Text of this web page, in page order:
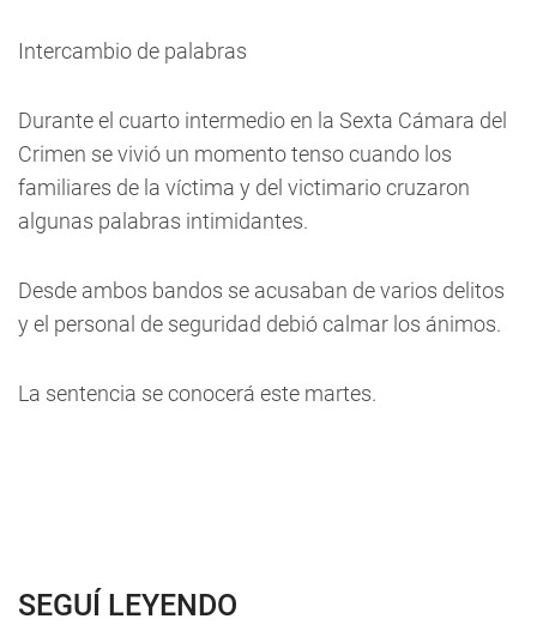
Intercambio de palabras
Durante el cuarto intermedio en la Sexta Cámara del
Crimen se vivió un momento tenso cuando los
familiares de la víctima y del victimario cruzaron
algunas palabras intimidantes.
Desde ambos bandos se acusaban de varios delitos
y el personal de seguridad debió calmar los ánimos.
La sentencia se conocerá este martes.
SEGUÍ LEYENDO